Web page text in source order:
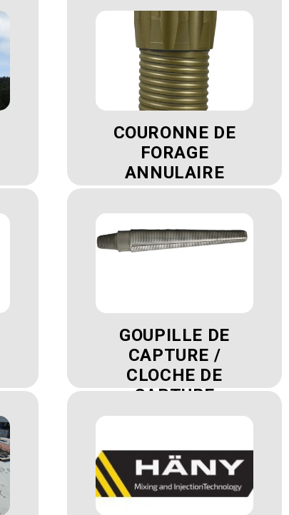
COURONNE DE
FORAGE
ANNULAIRE
GOUPILLE DE
CAPTURE /
CLOCHE DE
CAPTURE